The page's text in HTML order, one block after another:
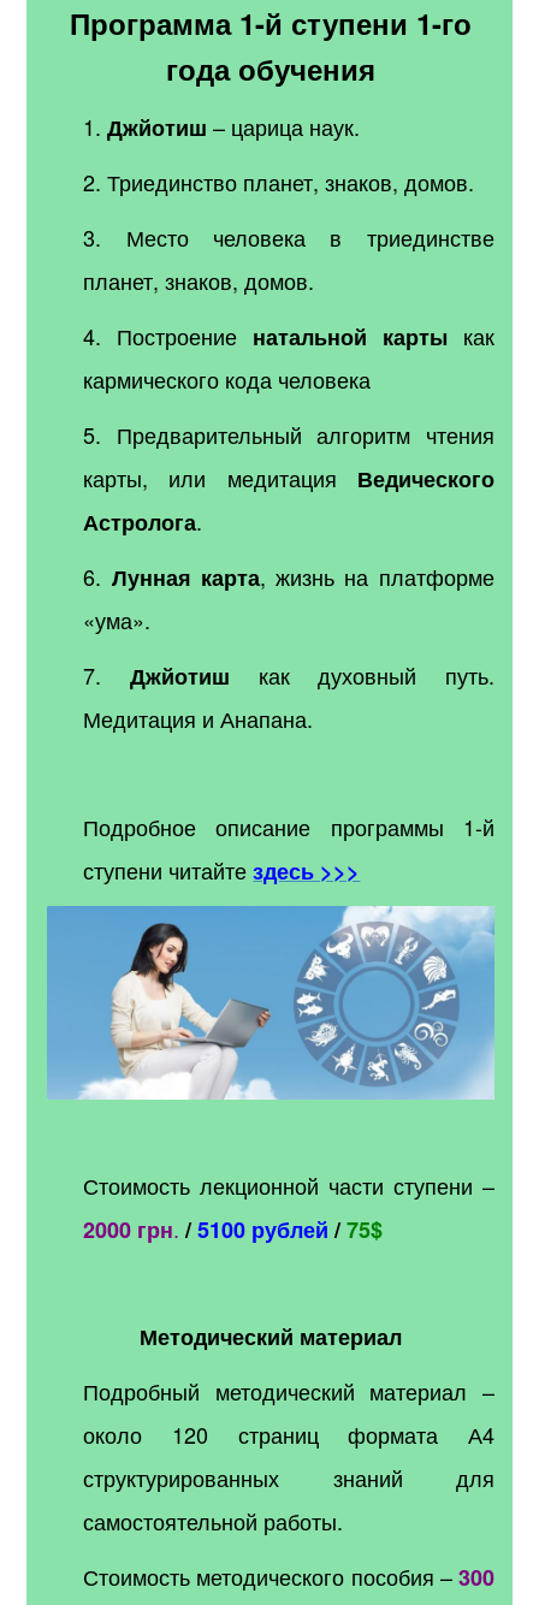
Программа 1-й ступени 1-го
года обучения
1.Джйотиш – царица наук.
2. Триединство планет, знаков, домов.
3. Место человека в триединстве
планет, знаков, домов.
4. Построение натальной картыкак
кармического кода человека
5. Предварительный алгоритм чтения
карты, или медитация Ведического
Астролога.
6. Лунная карта, жизнь на платформе
«ума».
7. Джйотиш как духовный путь.
Медитация и Анапана.
Подробное описание программы 1-й
ступени читайтездесь >>>
Стоимость лекционной части ступени –
2000 грн./5100 рублей/75$
Методический материал
Подробный методический материал –
около 120 страниц формата А4
структурированных знаний для
самостоятельной работы.
Стоимость методического пособия –300